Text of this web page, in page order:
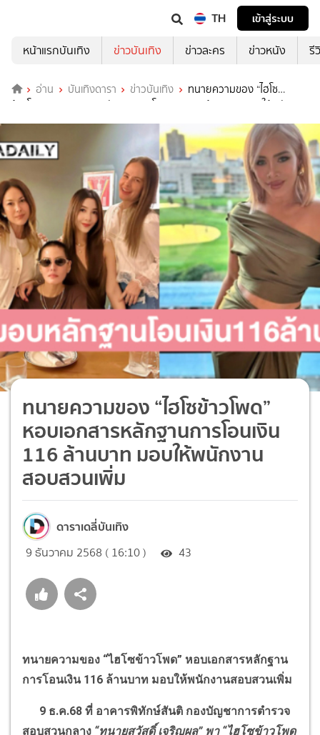
TH
เข้าสู่ระบบ
หน้าแรกบันเทิง
ข่าวบันเทิง ข่าวละคร ข่าวหนัง รี
อ่าน บันเทิงดารา ข่าวบันเทิง
ทนายความของ “ไฮโซ
ข้าวโพด” หอบเอกสารหลักฐานการโอนเงิน 116 ล้านบาท มอบให้พนักงาน
ทนายความของ “ไฮโซข้าวโพด”
หอบเอกสารหลักฐานการโอนเงิน
116 ล้านบาท มอบให้พนักงาน
สอบสวนเพิ่ม
ดาราเดลี่บันเทิง
9 ธันวาคม 2568 ( 16:10 ) 43
ทนายความของ “ไฮโซข้าวโพด” หอบเอกสารหลักฐาน
การโอนเงิน 116 ล้านบาท มอบให้พนักงานสอบสวนเพิ่ม
9 ธ.ค.68 ที่ อาคารพิทักษ์สันติ กองบัญชาการตำรวจ
สอบสวนกลาง “ทนายสวัสดิ์ เจริญผล”พา “ไฮโซข้าวโพด